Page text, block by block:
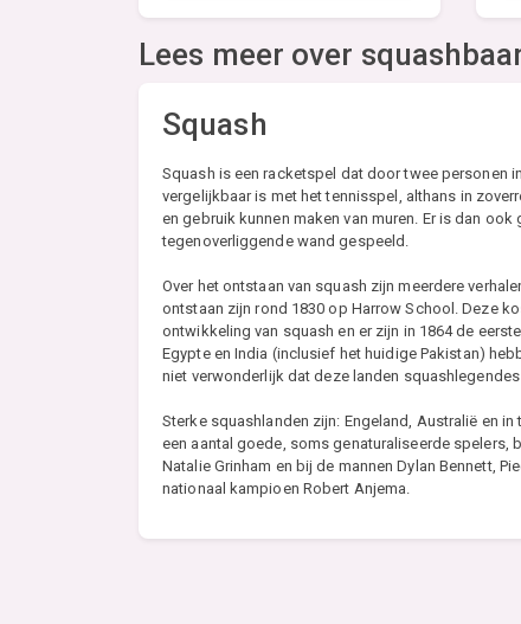
Lees meer over
Squash
Squash is een racketspel dat door twee personen
vergelijkbaar is met het tennisspel, althans in
en gebruik kunnen maken van muren. Er is dan
tegenoverliggende wand gespeeld.
Over het ontstaan van squash zijn meerdere
ontstaan zijn rond 1830 op Harrow School. Deze
ontwikkeling van squash en er zijn in 1864 de
Egypte en India (inclusief het huidige Pakistan)
niet verwonderlijk dat deze landen
Sterke squashlanden zijn: Engeland, Australië en
een aantal goede, soms genaturaliseerde spelers,
Natalie Grinham en bij de mannen Dylan Bennett,
nationaal kampioen Robert Anjema.